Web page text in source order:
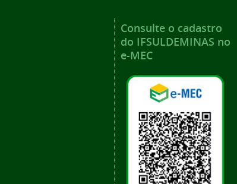
Consulte o cadastro
do IFSULDEMINAS no
e-MEC